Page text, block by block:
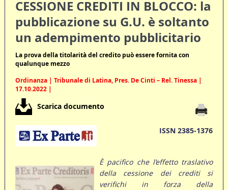
CESSIONE CREDITI IN BLOCCO: la
pubblicazione su G.U. è soltanto
un adempimento pubblicitario
La prova della titolarità del credito può essere fornita con
qualunque mezzo
Ordinanza | Tribunale di Latina, Pres. De Cinti – Rel. Tinessa |
17.10.2022 |
Scarica documento
ISSN 2385-1376
È pacifico che l’effetto traslativo
della cessione dei crediti si
verifichi in forza della